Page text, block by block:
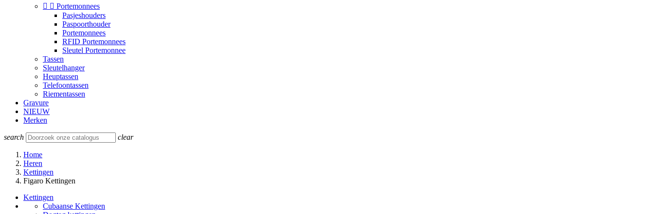
  Portemonnees
Pasjeshouders
Paspoorthouder
Portemonnees
RFID Portemonnees
Sleutel Portemonnee
Tassen
Sleutelhanger
Heuptassen
Telefoontassen
Riementassen
Gravure
NIEUW
Merken
search clear
Home
Heren
Kettingen
Figaro Kettingen
Kettingen
Cubaanse Kettingen